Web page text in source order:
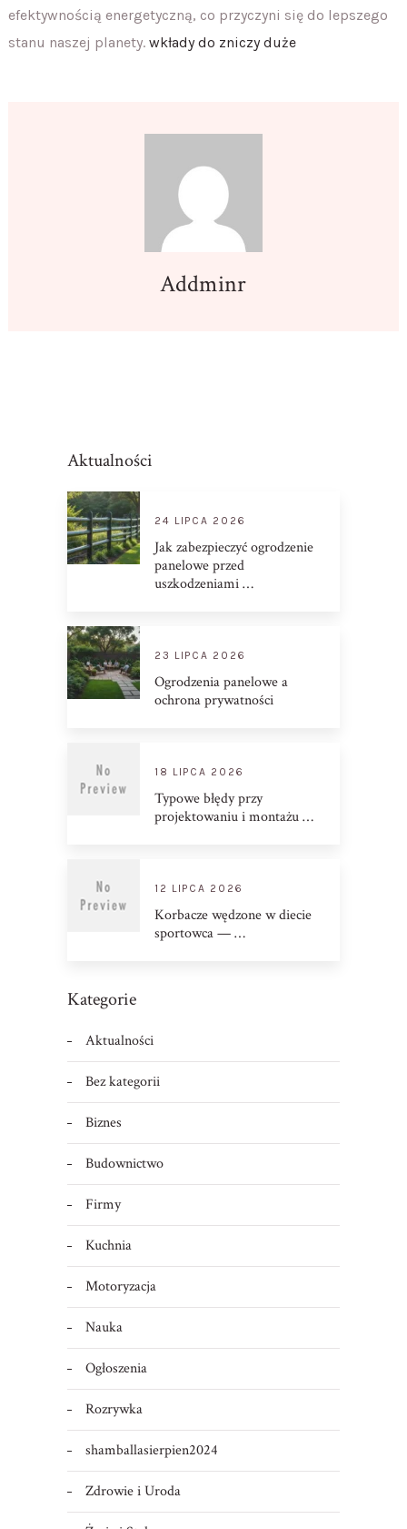
efektywnością energetyczną, co przyczyni się do lepszego
stanu naszej planety. wkłady do zniczy duże
Addminr
Aktualności
24 LIPCA 2026
Jak zabezpieczyć ogrodzenie
panelowe przed
uszkodzeniami …
23 LIPCA 2026
Ogrodzenia panelowe a
ochrona prywatności
18 LIPCA 2026
Typowe błędy przy
projektowaniu i montażu …
12 LIPCA 2026
Korbacze wędzone w diecie
sportowca — …
Kategorie
Aktualności
Bez kategorii
Biznes
Budownictwo
Firmy
Kuchnia
Motoryzacja
Nauka
Ogłoszenia
Rozrywka
shamballasierpien2024
Zdrowie i Uroda